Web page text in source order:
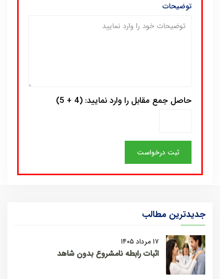
توضیحات
حاصل جمع مقابل را وارد نمایید: (4 + 5)
جدیدترین مطالب
۱۷ مرداد ۱۴۰۵
اثبات رابطه نامشروع بدون شاهد